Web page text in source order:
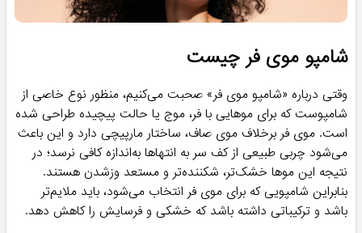
شامپو موی فر چیست
وقتی درباره «شامپو موی فر» صحبت می‌کنیم، منظور نوع خاصی از
شامپوست که برای موهایی با فر، موج یا حالت پیچیده طراحی شده
است. موی فر برخلاف موی صاف، ساختار مارپیچی دارد و این باعث
می‌شود چربی طبیعی از کف سر به انتهاها به‌اندازه کافی نرسد؛ در
نتیجه این موها خشک‌تر، شکننده‌تر و مستعد وزشدن هستند.
بنابراین شامپویی که برای موی فر انتخاب می‌شود، باید ملایم‌تر
باشد و ترکیباتی داشته باشد که خشکی و فرسایش را کاهش دهد.